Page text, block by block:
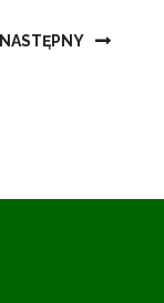
NASTĘPNY